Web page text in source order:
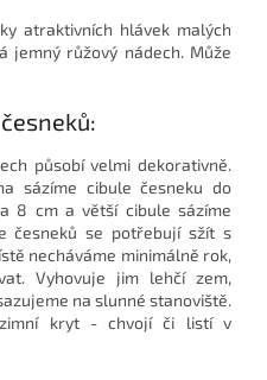
atraktivních hlávek malých
jemný růžový nádech. Může
působí velmi dekorativně.
sázíme cibule česneku do
8 cm a větší cibule sázíme
česneků se potřebují sžít s
necháváme minimálně rok,
Vyhovuje jim lehčí zem,
na slunné stanoviště.
kryt - chvojí či listí v